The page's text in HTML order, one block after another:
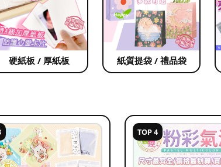
硬紙板 / 厚紙板 紙質提袋 / 禮品袋
TOP 4